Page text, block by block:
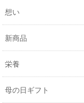
想い
新商品
栄養
母の日ギフト